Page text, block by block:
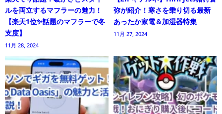
ルを両立するマフラーの魅力！
【楽天1位✨話題のマフラーで冬
支度】
11月 28, 2024
弥が紹介！寒さを乗り切る最新
あったか家電＆加湿器特集
11月 27, 2024